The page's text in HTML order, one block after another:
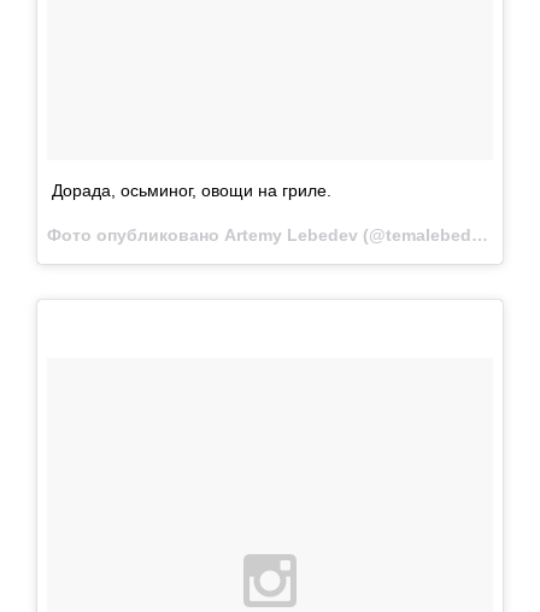
Дорада, осьминог, овощи на гриле.
Фото опубликовано Artemy Lebedev (@temalebedev)